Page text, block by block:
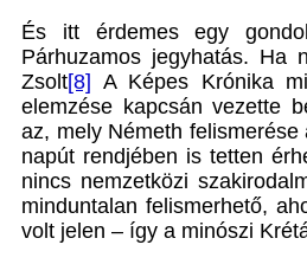
És itt érdemes egy
Párhuzamos jegyhatás. Ha
Zsolt[8] A Képes Krónika
elemzése kapcsán vezette
az, mely Németh
napút rendjében is tetten
nincs nemzetközi
minduntalan felismerhető,
volt jelen – így a minószi